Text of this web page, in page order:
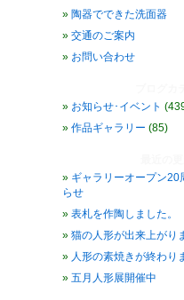
陶器でできた洗面器
交通のご案内
お問い合わせ
お知らせ･イベント
作品ギャラリー (85)
ギャラリーオープン20
らせ
表札を作陶しました。
猫の人形が出来上がり
人形の素焼きが終わり
五月人形展開催中